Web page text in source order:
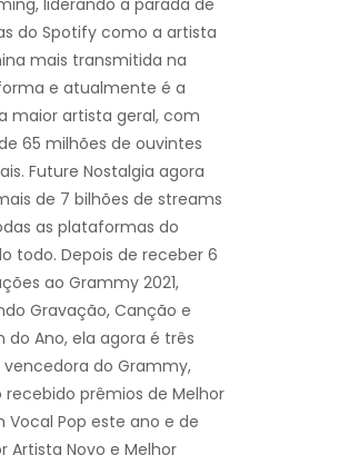
do Spotify como a artista
mais transmitida na
e atualmente é a
maior artista geral, com
65 milhões de ouvintes
Future Nostalgia agora
de 7 bilhões de streams
as plataformas do
todo. Depois de receber 6
ao Grammy 2021,
Gravação, Canção e
do Ano, ela agora é três
vencedora do Grammy,
recebido prêmios de Melhor
Vocal Pop este ano e de
Artista Novo e Melhor